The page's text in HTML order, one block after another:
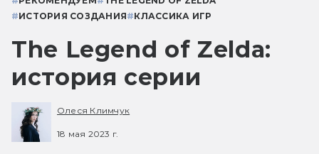
#ИСТОРИЯ СОЗДАНИЯ#КЛАССИКА ИГР
The Legend of Zelda:
история серии
Олеся Климчук
18 мая 2023 г.